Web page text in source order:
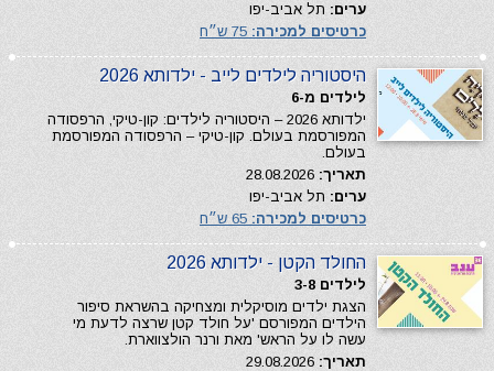
ערים: תל אביב-יפו
כרטיסים למכירה:
היסטוריה לילדים לייב - ילדותא 2026
לילדים מ-6
ילדותא 2026 – היסטוריה לילדים: קון-טיקי, הרפסודה
המפורסמת בעולם. קון-טיקי – הרפסודה המפורסמת
בעולם.
תאריך:
ערים: תל אביב-יפו
כרטיסים למכירה:
החולד הקטן - ילדותא 2026
לילדים 3-8
הצגת ילדים מוסיקלית ומצחיקה בהשראת סיפור
הילדים המפורסם 'על חולד קטן שרצה לדעת מי
עשה לו על הראש' מאת ורנר הולצווארת.
תאריך: